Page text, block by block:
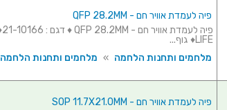
פיה לעמדת אוויר חם - QFP 28.2MM
LIFE♦ גוף...
מלחמים ותחנות הלחמה » מלחמים ותחנות הלחמה
פיה לעמדת אוויר חם - SOP 11.7X21.0MM